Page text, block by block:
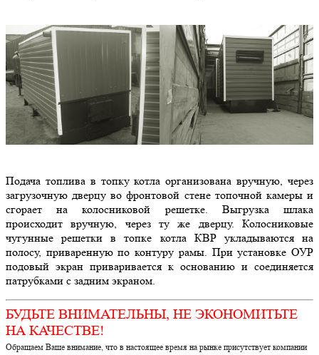
Подача топлива в топку котла организована вручную, через
загрузочную дверцу во фронтовой стене топочной камеры и
сгорает на колосниковой решетке. Выгрузка шлака
происходит вручную, через ту же дверцу. Колосниковые
чугунные решетки в топке котла КВР укладываются на
полосу, приваренную по контуру рамы. При установке ОУР
подовый экран приваривается к основанию и соединяется
патрубками с задним экраном.
БУДЬТЕ ВНИМАТЕЛЬНЫ, НЕ ЭКОНОМИТЬТЕ
НА КАЧЕСТВЕ!
Обращаем Ваше внимание, что в настоящее время на рынке присутствует компании